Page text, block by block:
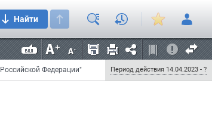
Найти
Федерации" Период действия 14.04.2023 - ?
учета в автоматическом режиме,
содержащиеся в Реестре воинского
Федерального закона.";